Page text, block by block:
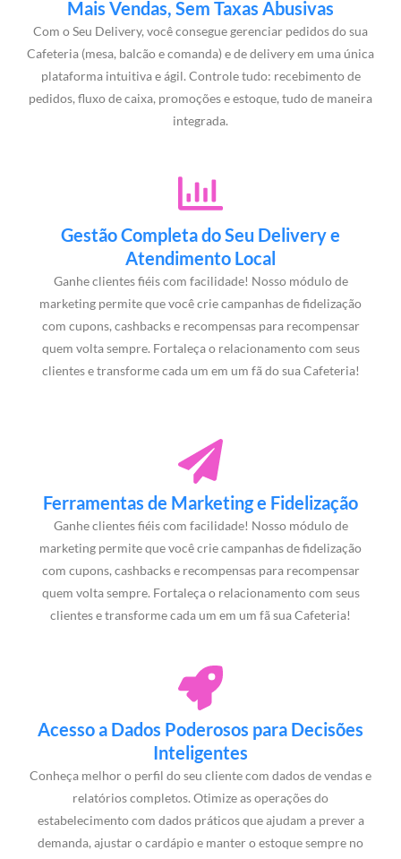
Mais Vendas, Sem Taxas Abusivas
Com o Seu Delivery, você consegue gerenciar pedidos do sua
Cafeteria (mesa, balcão e comanda) e de delivery em uma única
plataforma intuitiva e ágil. Controle tudo: recebimento de
pedidos, fluxo de caixa, promoções e estoque, tudo de maneira
integrada.
Gestão Completa do Seu Delivery e
Atendimento Local
Ganhe clientes fiéis com facilidade! Nosso módulo de
marketing permite que você crie campanhas de fidelização
com cupons, cashbacks e recompensas para recompensar
quem volta sempre. Fortaleça o relacionamento com seus
clientes e transforme cada um em um fã do sua Cafeteria!
Ferramentas de Marketing e Fidelização
Ganhe clientes fiéis com facilidade! Nosso módulo de
marketing permite que você crie campanhas de fidelização
com cupons, cashbacks e recompensas para recompensar
quem volta sempre. Fortaleça o relacionamento com seus
clientes e transforme cada um em um fã sua Cafeteria!
Acesso a Dados Poderosos para Decisões
Inteligentes
Conheça melhor o perfil do seu cliente com dados de vendas e
relatórios completos. Otimize as operações do
estabelecimento com dados práticos que ajudam a prever a
demanda, ajustar o cardápio e manter o estoque sempre no